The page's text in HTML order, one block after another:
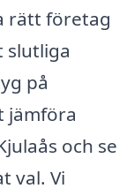
rätt företag
slutliga
på
jämföra
och se
val. Vi